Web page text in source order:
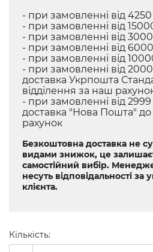
- при замовленні від 4250
- при замовленні від
- при замовленні від
- при замовленні від
- при замовленні від
- при замовленні від
доставка Укрпошта
відділення за наш
- при замовленні від
доставка "Нова Пошта" до
рахунок
Безкоштовна доставка не
видами знижок, це
самостійний вибір.
несуть відповідальності
клієнта.
Кількість: